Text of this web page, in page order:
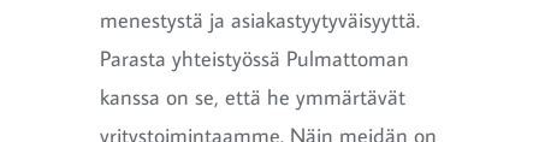
menestystä ja asiakastyytyväisyyttä.
Parasta yhteistyössä Pulmattoman
kanssa on se, että he ymmärtävät
yritystoimintaamme. Näin meidän on